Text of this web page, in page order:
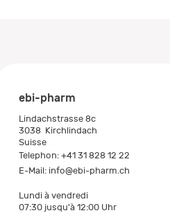
ebi-pharm
Lindachstrasse 8c
3038 Kirchlindach
Suisse
Telephon: +41 31 828 12 22
E-Mail: info@ebi-pharm.ch
Lundi à vendredi
07:30 jusqu'à 12:00 Uhr